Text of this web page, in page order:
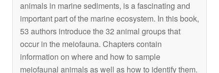
animals in marine sediments, is a fascinating and
important part of the marine ecosystem. In this book,
53 authors introduce the 32 animal groups that
occur in the meiofauna. Chapters contain
information on where and how to sample
meiofaunal animals as well as how to identify them.